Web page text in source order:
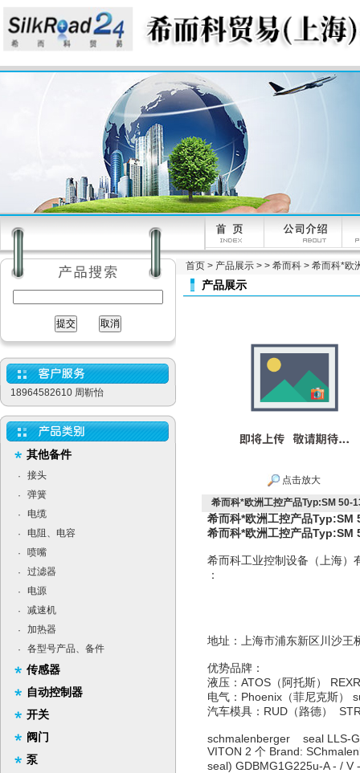
18964582610 周靳怡
其他备件
·
接头
·
弹簧
·
电缆
·
电阻、电容
·
喷嘴
·
过滤器
·
电源
·
减速机
·
加热器
·
各型号产品、备件
传感器
自动控制器
开关
阀门
泵
首页 > 产品展示 > > 希而科 > 希而科*欧
产品展示
点击放大
希而科*欧洲工控产品Typ:SM 50-
希而科*欧洲工控产品Typ:SM
希而科*欧洲工控产品Typ:SM
希而科工业控制设备（上海）
：
地址：上海市浦东新
优势品牌：
液压：ATOS（阿托斯）
电气：Phoenix（菲尼克斯
汽车模具：RUD（路德
schmalenberger seal LLS-
VITON 2 个 Brand:
seal) GDBMG1G225u-A - / V